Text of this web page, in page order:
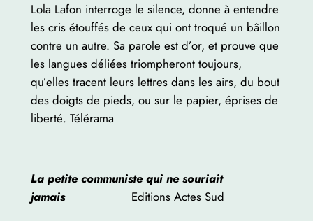
Lola Lafon interroge le silence, donne à entendre
les cris étouffés de ceux qui ont troqué un bâillon
contre un autre. Sa parole est d’or, et prouve que
les langues déliées triompheront toujours,
qu’elles tracent leurs lettres dans les airs, du bout
des doigts de pieds, ou sur le papier, éprises de
liberté. Télérama
La petite communiste qui ne souriait
jamaisEditions Actes Sud